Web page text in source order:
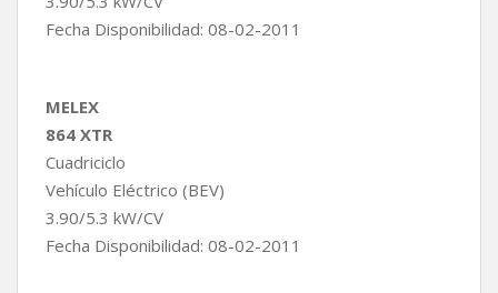
Fecha Disponibilidad: 08-02-2011
MELEX
864 XTR
Cuadriciclo
Vehículo Eléctrico (BEV)
3.90/5.3 kW/CV
Fecha Disponibilidad: 08-02-2011